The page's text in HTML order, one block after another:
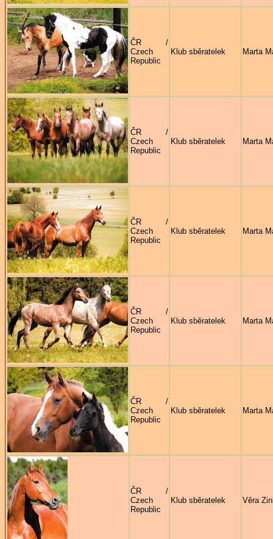
ČR /
Czech
Republic
Klub sběratelek Marta
ČR /
Czech
Republic
Klub sběratelek Marta
ČR /
Czech
Republic
Klub sběratelek Marta
ČR /
Czech
Republic
Klub sběratelek Marta
ČR /
Czech
Republic
Klub sběratelek Marta
ČR /
Czech
Republic
Klub sběratelek Věra